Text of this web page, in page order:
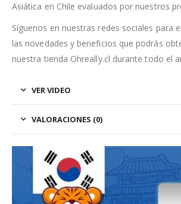
Asiática en Chile evaluados por nuestros
Síguenos en nuestras redes sociales para
las novedades y beneficios que podrás
nuestra tienda Ohreally.cl durante todo el
VER VIDEO
VALORACIONES (0)